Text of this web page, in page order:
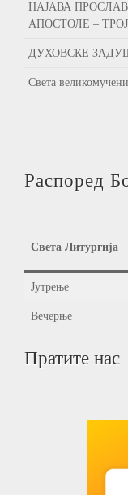
НАЈАВА
АПОСТОЛЕ –
ДУХОВСКЕ
Света
Распоред
Света Литургија
Јутрење
Вечерње
Пратите нас